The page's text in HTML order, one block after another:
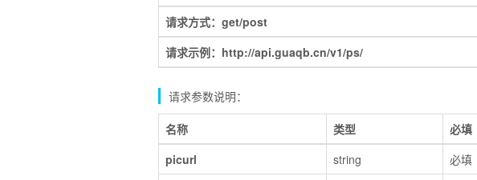
请求方式：get/post
请求示例：http://api.guaqb.cn/v1/ps/
请求参数说明：
名称 类型 必填
picurl
string 必填